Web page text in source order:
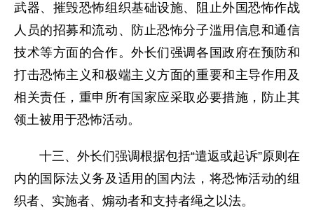
武器、摧毁恐怖组织基础设施、阻止外国恐怖作战
人员的招募和流动、防止恐怖分子滥用信息和通信
技术等方面的合作。外长们强调各国政府在预防和
打击恐怖主义和极端主义方面的重要和主导作用及
相关责任，重申所有国家应采取必要措施，防止其
领土被用于恐怖活动。
十三、外长们强调根据包括“遣返或起诉”原则在
内的国际法义务及适用的国内法，将恐怖活动的组
织者、实施者、煽动者和支持者绳之以法。